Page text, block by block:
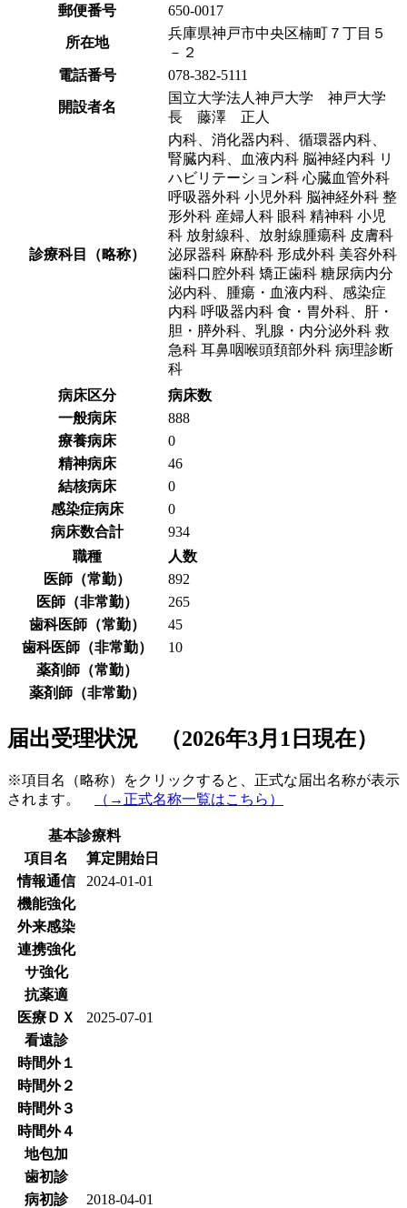
郵便番号
650-0017
所在地
兵庫県神戸市中央区楠町７丁目５
－２
電話番号
078-382-5111
開設者名
国立大学法人神戸大学 神戸大学
長 藤澤 正人
診療科目（略称）
内科、消化器内科、循環器内科、
腎臓内科、血液内科 脳神経内科 リ
ハビリテーション科 心臓血管外科
呼吸器外科 小児外科 脳神経外科 整
形外科 産婦人科 眼科 精神科 小児
科 放射線科、放射線腫瘍科 皮膚科
泌尿器科 麻酔科 形成外科 美容外科
歯科口腔外科 矯正歯科 糖尿病内分
泌内科、腫瘍・血液内科、感染症
内科 呼吸器内科 食・胃外科、肝・
胆・膵外科、乳腺・内分泌外科 救
急科 耳鼻咽喉頭頚部外科 病理診断
科
病床区分
病床数
一般病床
888
療養病床
0
精神病床
46
結核病床
0
感染症病床
0
病床数合計
934
職種
人数
医師（常勤）
892
医師（非常勤）
265
歯科医師（常勤）
45
歯科医師（非常勤）
10
薬剤師（常勤）
薬剤師（非常勤）
届出受理状況 （2026年3月1日現在）
※項目名（略称）をクリックすると、正式な届出名称が表示
されます。
（→正式名称一覧はこちら）
基本診療料
項目名
算定開始日
情報通信
2024-01-01
機能強化
外来感染
連携強化
サ強化
抗薬適
医療ＤＸ
2025-07-01
看遠診
時間外１
時間外２
時間外３
時間外４
地包加
歯初診
病初診
2018-04-01